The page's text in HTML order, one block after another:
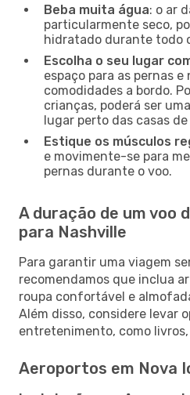
Beba muita água: o ar
particularmente seco,
hidratado durante todo
Escolha o seu lugar
espaço para as pernas
comodidades a bordo.
crianças, poderá ser
lugar perto das casas de
Estique os músculos
e movimente-se para
pernas durante o voo.
A duração de um voo
para Nashville
Para garantir uma viagem
recomendamos que inclua
roupa confortável e
Além disso, considere levar
entretenimento, como
Aeroportos em Nova